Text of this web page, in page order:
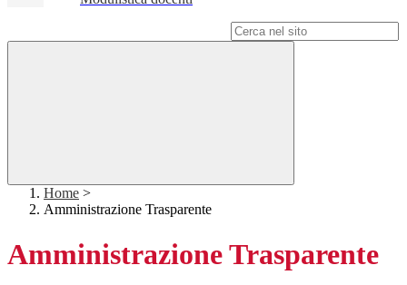
Home >
Amministrazione Trasparente
Amministrazione Trasparente